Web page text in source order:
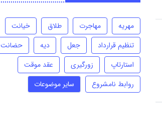
مهریه مهاجرت طلاق
خیانت
تنظیم قرارداد
جعل دیه
حضانت
استارتاپ
زورگیری
عقد موقت
روابط نامشروع
سایر موضوعات